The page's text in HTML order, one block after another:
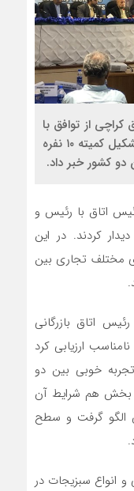
کراچی از توافق با
مدیران بانک مرکزی پاکستان درباره تشکیل کمیته ۱۰ نفره
دو کشور خبر داد.
اتاق با رئیس و
کردند. در این
مختلف تجاری بین
اتاق بازرگانی
ارزیابی کرد
خوبی بین دو
بخش هم شرایط آن
الگو گرفت و سطح
انواع سبزیجات در